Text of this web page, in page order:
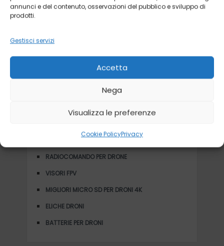
annunci e del contenuto, osservazioni del pubblico e sviluppo di
prodotti.
Gestisci servizi
Accetta
Nega
Visualizza le preferenze
Cookie PolicyPrivacy
IL MIGLIORE DRONE CHE TI SEGUE
DRONI PICCOLI, MINI E NANO: GUIDA
ACCESSORI
MOTORI PER DRONI, QUALE SCEGLIERE PER IL
PROPRIO QUADRICOTTERO
RADIOCOMANDO PER DRONE
VISORI FPV
MIGLIORI MICRO SD PER DRONI 4K
ELICHE DRONI
BATTERIE PER DRONI